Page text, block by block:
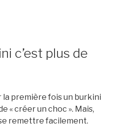
c’est plus de
la première fois un burkini
« créer un choc ». Mais,
remettre facilement.